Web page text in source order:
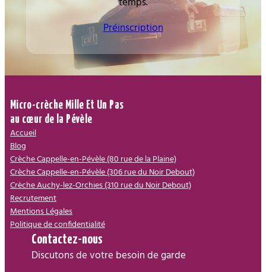
Préinscription
Micro-crèche Mille Et Un Pas
au cœur de la Pévèle
Accueil
Blog
Crèche Cappelle-en-Pévèle (80 rue de la Plaine)
Crèche Cappelle-en-Pévèle (306 rue du Noir Debout)
Crèche Auchy-lez-Orchies (310 rue du Noir Debout)
Recrutement
Mentions Légales
Politique de confidentialité
Contactez-nous
Discutons de votre besoin de garde